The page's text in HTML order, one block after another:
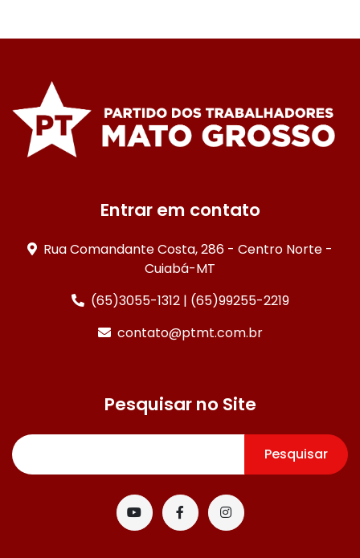
Entrar em contato
Rua Comandante Costa, 286 - Centro Norte -
Cuiabá-MT
(65)3055-1312 | (65)99255-2219
contato@ptmt.com.br
Pesquisar no Site
Pesquisar